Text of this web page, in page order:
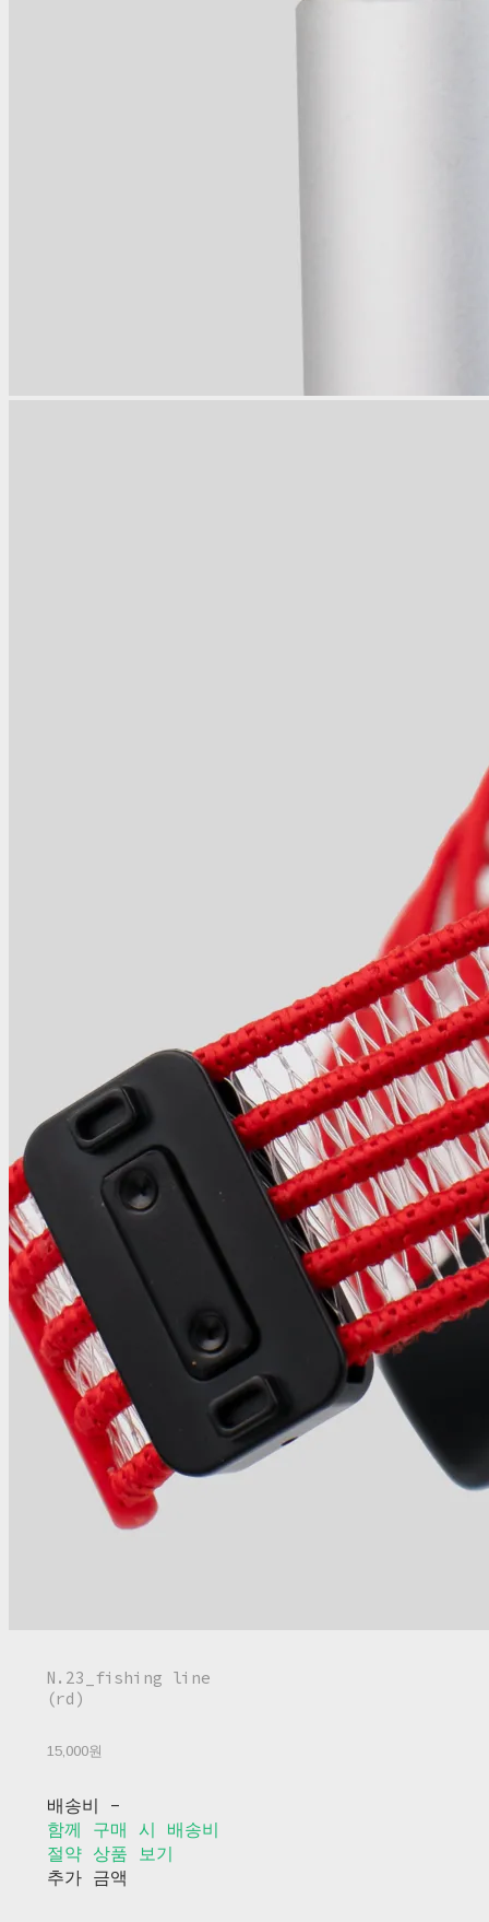
N.23_fishing line
(rd)
15,000원
배송비 -
함께 구매 시 배송비
절약 상품 보기
추가 금액